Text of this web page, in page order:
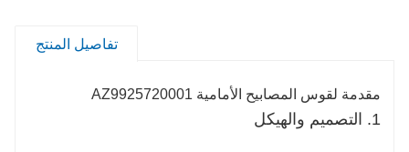
تفاصيل المنتج
مقدمة لقوس المصابيح الأمامية AZ9925720001
1. التصميم والهيكل